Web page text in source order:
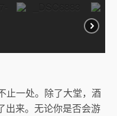
止一处。除了大堂，酒
出来。无论你是否会游